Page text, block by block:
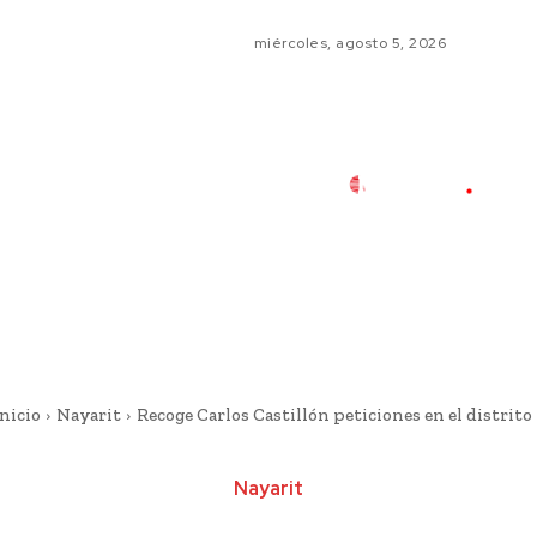
miércoles, agosto 5, 2026
Nayarit Recoge Carlos Castillón peticiones en el distrito
Nayarit